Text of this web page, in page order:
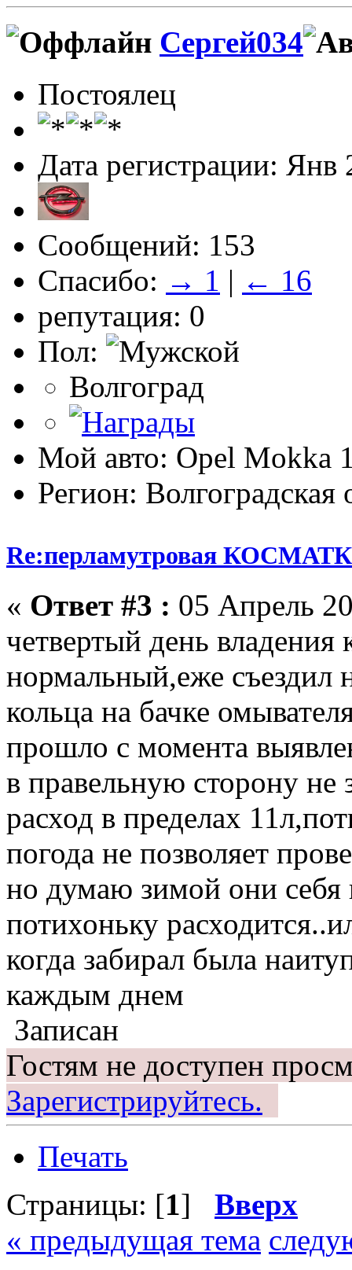
Сергей034
Постоялец
Дата регистрации: Янв
Сообщений: 153
Спасибо: → 1 | ← 16
репутация: 0
Пол:
Волгоград
Мой авто: Opel Mokka
Регион: Волгоградская
Re:перламутровая
« Ответ #3 : 05 Апрель
четвертый день владения
нормальный,еже съездил
кольца на бачке
прошло с момента
в правельную сторону не
расход в пределах
погода не позволяет
но думаю зимой они себя
потихоньку
когда забирал была
каждым днем
Записан
Гостям не доступен
Зарегистрируйтесь.
Печать
Страницы: [1] Вверх
« предыдущая тема